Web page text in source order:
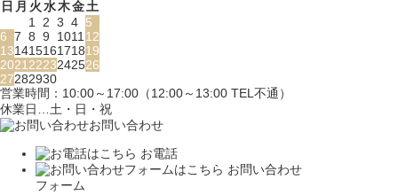
日 月 火水木金土
1
2 3 4 5
6 7 8 9 1011 12
13141516171819
2021 2223242526
27282930
営業時間：10:00～17:00（12:00～13:00 TEL不通）
休業日…土・日・祝
お問い合わせ
お電話
お問い合わせ
フォーム